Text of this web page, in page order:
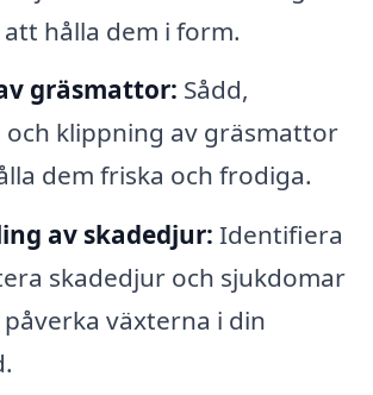
hålla dem i form.
gräsmattor: Sådd,
och klippning av gräsmattor
dem friska och frodiga.
av skadedjur: Identifiera
skadedjur och sjukdomar
växterna i din